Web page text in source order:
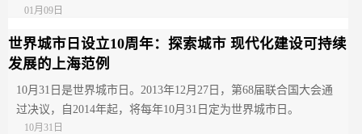
01月09日
世界城市日设立10周年：探索城市 现代化建设可持续
发展的上海范例
10月31日是世界城市日。2013年12月27日，第68届联合国大会通
过决议，自2014年起，将每年10月31日定为世界城市日。
10月31日